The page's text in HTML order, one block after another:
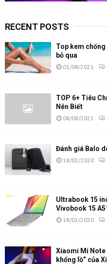
RECENT POSTS
Top kem
bỏ qua
01/08/2021
TOP 6+ Tiêu
Nên Biết
08/08/2021
Đánh giá Balo
18/02/2020
Ultrabook 15
Vivobook 15
18/02/2020
Xiaomi Mi Note
khổng lồ” của